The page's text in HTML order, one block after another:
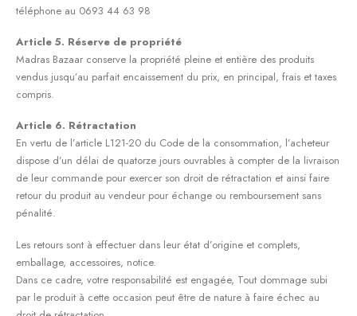
téléphone au 0693 44 63 98
Article 5. Réserve de propriété
Madras Bazaar conserve la propriété pleine et entière des produits
vendus jusqu’au parfait encaissement du prix, en principal, frais et taxes
compris.
Article 6. Rétractation
En vertu de l’article L121-20 du Code de la consommation, l’acheteur
dispose d’un délai de quatorze jours ouvrables à compter de la livraison
de leur commande pour exercer son droit de rétractation et ainsi faire
retour du produit au vendeur pour échange ou remboursement sans
pénalité.
Les retours sont à effectuer dans leur état d’origine et complets,
emballage, accessoires, notice.
Dans ce cadre, votre responsabilité est engagée, Tout dommage subi
par le produit à cette occasion peut être de nature à faire échec au